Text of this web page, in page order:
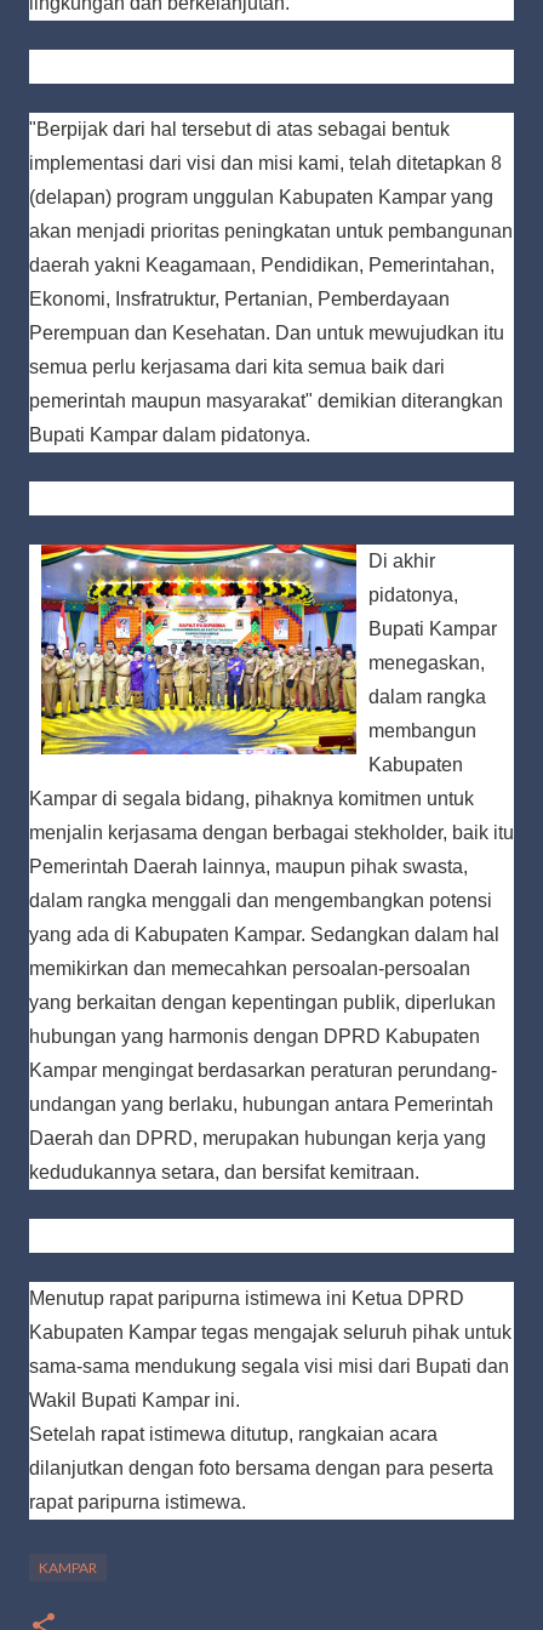
"Berpijak dari hal tersebut di atas sebagai bentuk
implementasi dari visi dan misi kami, telah ditetapkan 8
(delapan) program unggulan Kabupaten Kampar yang
akan menjadi prioritas peningkatan untuk pembangunan
daerah yakni Keagamaan, Pendidikan, Pemerintahan,
Ekonomi, Insfratruktur, Pertanian, Pemberdayaan
Perempuan dan Kesehatan. Dan untuk mewujudkan itu
semua perlu kerjasama dari kita semua baik dari
pemerintah maupun masyarakat" demikian diterangkan
Bupati Kampar dalam pidatonya.
Di akhir
pidatonya,
Bupati Kampar
menegaskan,
dalam rangka
membangun
Kabupaten
Kampar di segala bidang, pihaknya komitmen untuk
menjalin kerjasama dengan berbagai stekholder, baik itu
Pemerintah Daerah lainnya, maupun pihak swasta,
dalam rangka menggali dan mengembangkan potensi
yang ada di Kabupaten Kampar. Sedangkan dalam hal
memikirkan dan memecahkan persoalan-persoalan
yang berkaitan dengan kepentingan publik, diperlukan
hubungan yang harmonis dengan DPRD Kabupaten
Kampar mengingat berdasarkan peraturan perundang-
undangan yang berlaku, hubungan antara Pemerintah
Daerah dan DPRD, merupakan hubungan kerja yang
kedudukannya setara, dan bersifat kemitraan.
Menutup rapat paripurna istimewa ini Ketua DPRD
Kabupaten Kampar tegas mengajak seluruh pihak untuk
sama-sama mendukung segala visi misi dari Bupati dan
Wakil Bupati Kampar ini.
Setelah rapat istimewa ditutup, rangkaian acara
dilanjutkan dengan foto bersama dengan para peserta
rapat paripurna istimewa.
KAMPAR